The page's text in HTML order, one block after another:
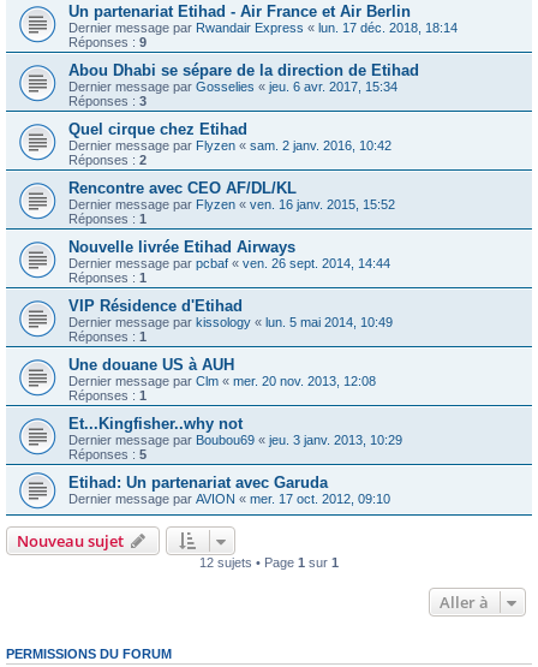
Un partenariat Etihad - Air France et Air Berlin
Dernier message par Rwandair Express « lun. 17 déc. 2018, 18:14
Réponses : 9
Abou Dhabi se sépare de la direction de Etihad
Dernier message par Gosselies « jeu. 6 avr. 2017, 15:34
Réponses : 3
Quel cirque chez Etihad
Dernier message par Flyzen « sam. 2 janv. 2016, 10:42
Réponses : 2
Rencontre avec CEO AF/DL/KL
Dernier message par Flyzen « ven. 16 janv. 2015, 15:52
Réponses : 1
Nouvelle livrée Etihad Airways
Dernier message par pcbaf « ven. 26 sept. 2014, 14:44
Réponses : 1
VIP Résidence d'Etihad
Dernier message par kissology « lun. 5 mai 2014, 10:49
Réponses : 1
Une douane US à AUH
Dernier message par Clm « mer. 20 nov. 2013, 12:08
Réponses : 1
Et...Kingfisher..why not
Dernier message par Boubou69 « jeu. 3 janv. 2013, 10:29
Réponses : 5
Etihad: Un partenariat avec Garuda
Dernier message par AVION « mer. 17 oct. 2012, 09:10
Nouveau sujet
12 sujets • Page 1 sur 1
Aller à
PERMISSIONS DU FORUM